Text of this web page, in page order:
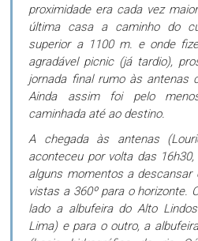
proximidade era cada vez
última casa a caminho do
superior a 1100 m. e onde
agradável picnic (já tardio),
jornada final rumo às antenas
Ainda assim foi pelo
caminhada até ao destino.
A chegada às antenas
aconteceu por volta das
alguns momentos a
vistas a 360º para o horizonte.
lado a albufeira do Alto
Lima) e para o outro, a